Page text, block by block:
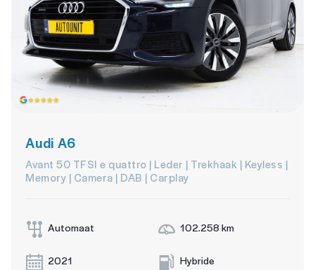
Audi A6
Avant 50 TFSI e quattro | Leder | Trekhaak | Keyless |
Memory | Camera | DAB | Carplay
Automaat 102.258 km
2021 Hybride